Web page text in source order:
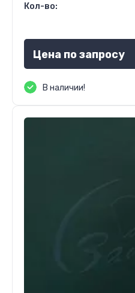
Кол-во:
Цена по запросу
В наличии!